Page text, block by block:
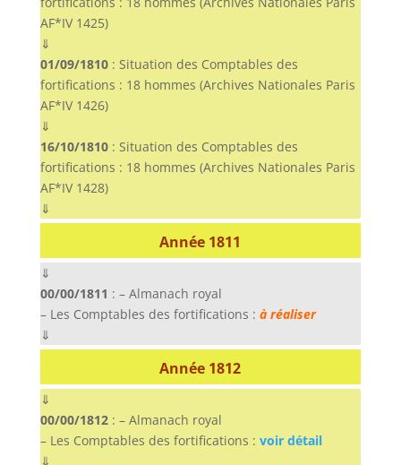
AF*IV 1425)
⇓
01/09/1810: Situation des Comptables des
fortifications : 18 hommes (Archives Nationales Paris
AF*IV 1426)
⇓
16/10/1810: Situation des Comptables des
fortifications : 18 hommes (Archives Nationales Paris
AF*IV 1428)
⇓
Année 1811
⇓
00/00/1811 : – Almanach royal
– Les Comptables des fortifications : à réaliser
⇓
Année 1812
⇓
00/00/1812: – Almanach royal
– Les Comptables des fortifications : voir détail
⇓